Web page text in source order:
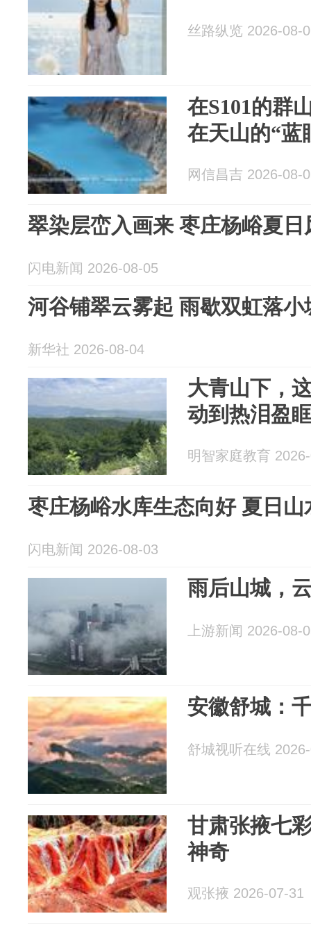
丝路纵览 2026-08-
在S101的群
在天山的“蓝
网信昌吉 2026-08-
翠染层峦入画来 枣庄杨峪夏日
闪电新闻 2026-08-05
河谷铺翠云雾起 雨歇双虹落小
新华社 2026-08-04
大青山下，
动到热泪盈
明智家庭教育
枣庄杨峪水库生态向好 夏日
闪电新闻 2026-08-03
雨后山城，
上游新闻 2026-08-
安徽舒城：
舒城视听在线
甘肃张掖七
神奇
观张掖 2026-07-31